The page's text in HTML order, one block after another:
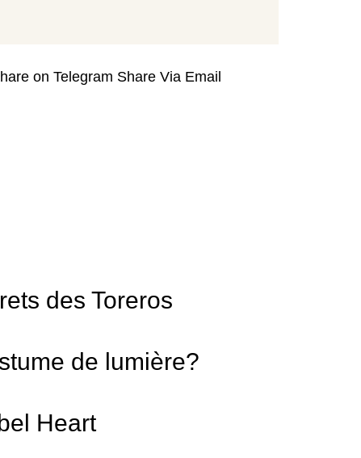
on Telegram Share Via Email
des Toreros
de lumière?
Heart